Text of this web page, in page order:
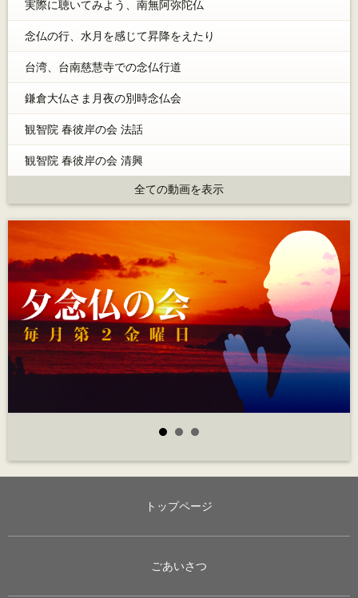
実際に聴いてみよう、南無阿弥陀仏
念仏の行、水月を感じて昇降をえたり
台湾、台南慈慧寺での念仏行道
鎌倉大仏さま月夜の別時念仏会
観智院 春彼岸の会 法話
観智院 春彼岸の会 清興
全ての動画を表示
トップページ
ごあいさつ